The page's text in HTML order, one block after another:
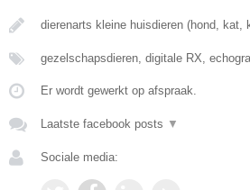
dierenarts kleine huisdieren (hond, kat,
gezelschapsdieren, digitale RX,
Er wordt gewerkt op afspraak.
Laatste facebook posts ▼
Sociale media: